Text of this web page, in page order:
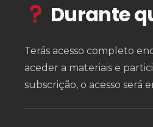
Durante
Terás acesso completo
aceder a materiais e
subscrição, o acesso será